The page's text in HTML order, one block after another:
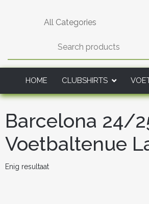
HOME CLUBSHIRTS
Barcelona 24/
Voetbaltenue
Enig resultaat